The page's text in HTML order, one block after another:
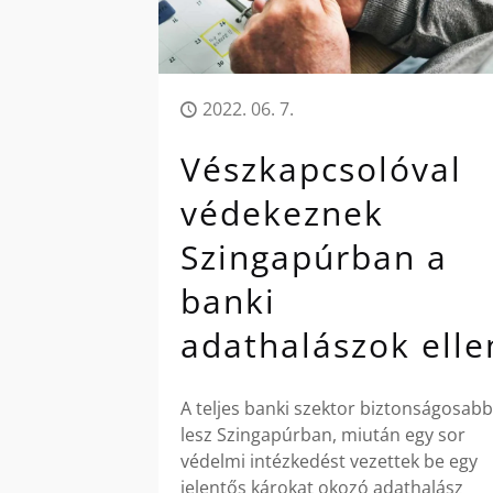
2022. 06. 7.
Vészkapcsolóval
védekeznek
Szingapúrban a
banki
adathalászok
A teljes banki szektor biztonságosabb
lesz Szingapúrban, miután egy sor
védelmi intézkedést vezettek be egy
jelentős károkat okozó adathalász